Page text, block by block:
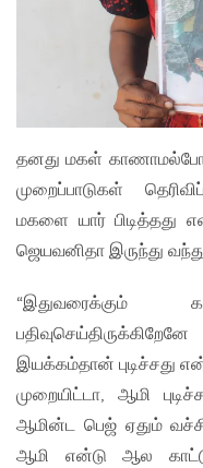
தனது மகள்
முறைப்பாடுகள்
மகளை யார் பிடித்தது
ஜெயவனிதா இருந்து
“இதுவரைக்கும்
இயக்கம்தான் புடிச்சது
முறையிட்டா, ஆமி
ஆமின்ட பெஜ் ஏதும்
ஆமி என்டு ஆல